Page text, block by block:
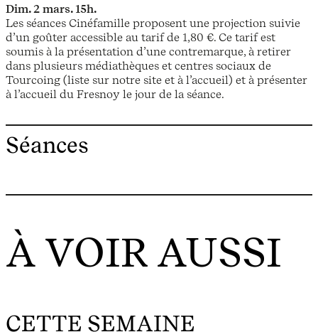
Dim. 2 mars. 15h.
Les séances Cinéfamille proposent une projection suivie
d’un goûter accessible au tarif de 1,80 €. Ce tarif est
soumis à la présentation d’une contremarque, à retirer
dans plusieurs médiathèques et centres sociaux de
Tourcoing (liste sur notre site et à l’accueil) et à présenter
à l’accueil du Fresnoy le jour de la séance.
Séances
À VOIR AUSSI
CETTE SEMAINE